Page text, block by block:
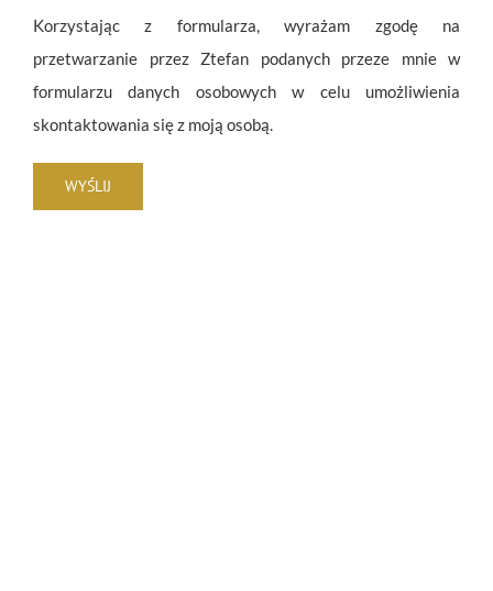
Korzystając z formularza, wyrażam zgodę na
przetwarzanie przez Ztefan podanych przeze mnie w
formularzu danych osobowych w celu umożliwienia
skontaktowania się z moją osobą.